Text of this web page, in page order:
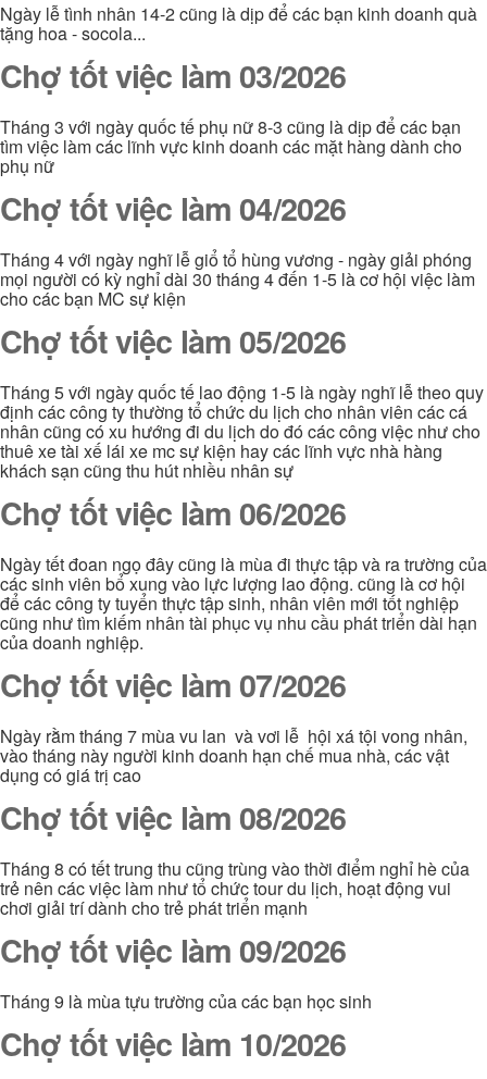
Ngày lễ tình nhân 14-2 cũng là dịp để các bạn kinh doanh quà
tặng hoa - socola...
Chợ tốt việc làm 03/2026
Tháng 3 với ngày quốc tế phụ nữ 8-3 cũng là dịp để các bạn
tìm việc làm các lĩnh vực kinh doanh các mặt hàng dành cho
phụ nữ
Chợ tốt việc làm 04/2026
Tháng 4 với ngày nghĩ lễ giổ tổ hùng vương - ngày giải phóng
mọi người có kỳ nghỉ dài 30 tháng 4 đến 1-5 là cơ hội việc làm
cho các bạn MC sự kiện
Chợ tốt việc làm 05/2026
Tháng 5 với ngày quốc tế lao động 1-5 là ngày nghĩ lễ theo quy
định các công ty thường tổ chức du lịch cho nhân viên các cá
nhân cũng có xu hướng đi du lịch do đó các công việc như cho
thuê xe tài xế lái xe mc sự kiện hay các lĩnh vực nhà hàng
khách sạn cũng thu hút nhiều nhân sự
Chợ tốt việc làm 06/2026
Ngày tết đoan ngọ đây cũng là mùa đi thực tập và ra trường của
các sinh viên bổ xung vào lực lượng lao động. cũng là cơ hội
để các công ty tuyển thực tập sinh, nhân viên mới tốt nghiệp
cũng như tìm kiếm nhân tài phục vụ nhu cầu phát triển dài hạn
của doanh nghiệp.
Chợ tốt việc làm 07/2026
Ngày rằm tháng 7 mùa vu lan và vơi lễ hội xá tội vong nhân,
vào tháng này người kinh doanh hạn chế mua nhà, các vật
dụng có giá trị cao
Chợ tốt việc làm 08/2026
Tháng 8 có tết trung thu cũng trùng vào thời điểm nghỉ hè của
trẻ nên các việc làm như tổ chức tour du lịch, hoạt động vui
chơi giải trí dành cho trẻ phát triển mạnh
Chợ tốt việc làm 09/2026
Tháng 9 là mùa tựu trường của các bạn học sinh
Chợ tốt việc làm 10/2026